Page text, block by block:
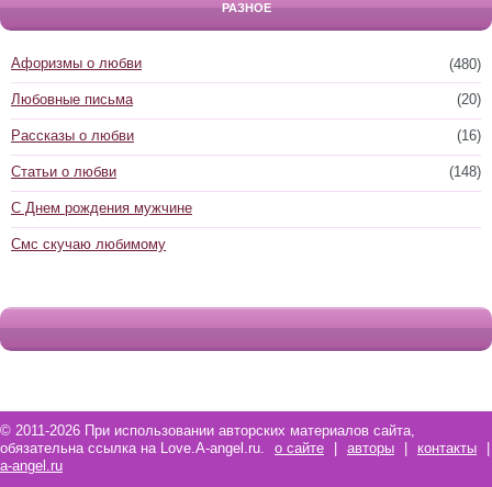
РАЗНОЕ
(480)
Афоризмы о любви
(20)
Любовные письма
(16)
Рассказы о любви
(148)
Статьи о любви
С Днем рождения мужчине
Смс скучаю любимому
© 2011-2026 При использовании авторских материалов сайта,
обязательна ссылка на Love.A-angel.ru.
о сайте авторы контакты
a-angel.ru